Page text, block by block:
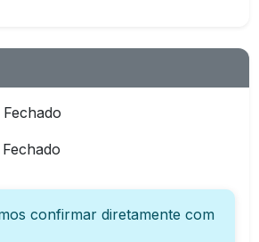
Fechado
Fechado
confirmar diretamente com